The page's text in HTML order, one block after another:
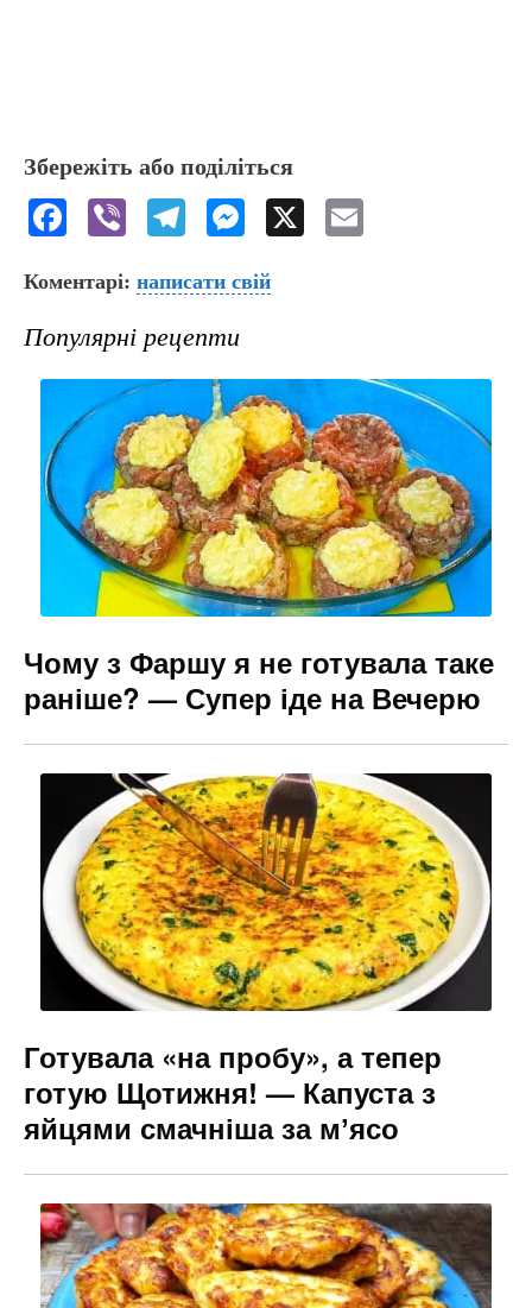
Збережіть або поділіться
F
c
e
b
o
o
k
Vi
er
T
e
gr
a
m
M
s
e
n
g
er
X
Коментарі: написати свій
Популярні рецепти
Чому з Фаршу я не готувала таке
раніше? — Супер іде на Вечерю
Готувала «на пробу», а тепер
готую Щотижня! — Капуста з
яйцями смачніша за мʼясо